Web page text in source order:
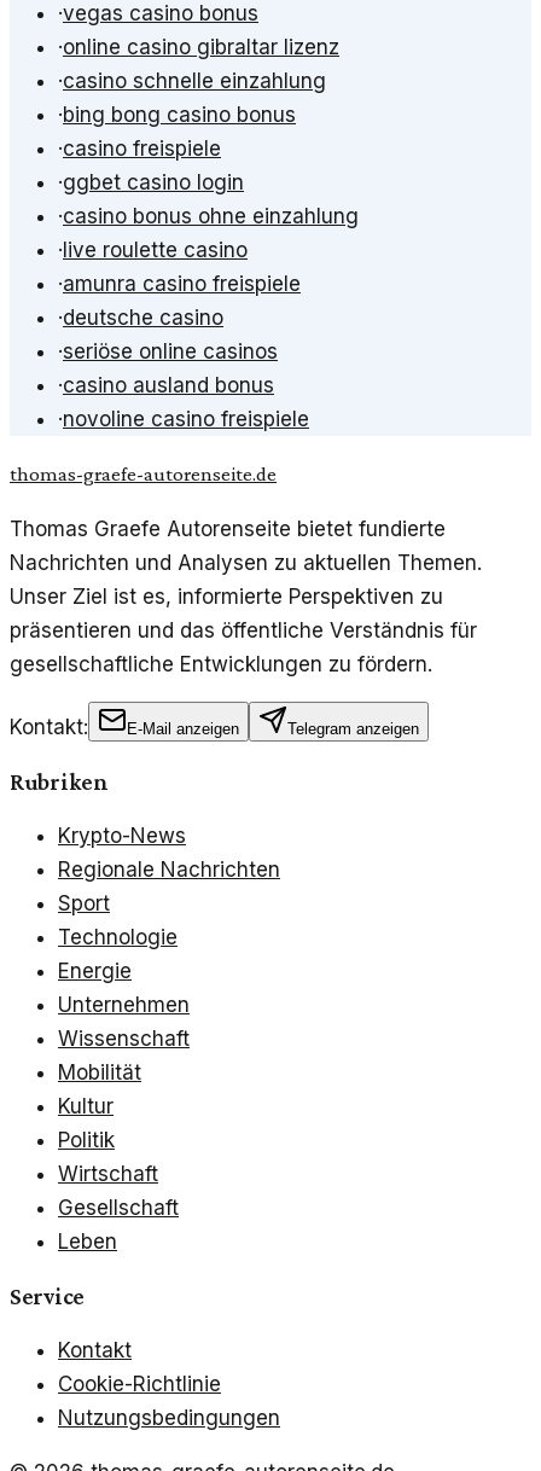
·vegas casino bonus
·online casino gibraltar lizenz
·casino schnelle einzahlung
·bing bong casino bonus
·casino freispiele
·ggbet casino login
·casino bonus ohne einzahlung
· live roulette casino
·amunra casino freispiele
·deutsche casino
·seriöse online casinos
·casino ausland bonus
·novoline casino freispiele
thomas-graefe-autorenseite.de
Thomas Graefe Autorenseite bietet fundierte
Nachrichten und Analysen zu aktuellen Themen.
Unser Ziel ist es, informierte Perspektiven zu
präsentieren und das öffentliche Verständnis für
gesellschaftliche Entwicklungen zu fördern.
Kontakt: E-Mail anzeigen Telegram anzeigen
Rubriken
Krypto-News
Regionale Nachrichten
Sport
Technologie
Energie
Unternehmen
Wissenschaft
Mobilität
Kultur
Politik
Wirtschaft
Gesellschaft
Leben
Service
Kontakt
Cookie-Richtlinie
Nutzungsbedingungen